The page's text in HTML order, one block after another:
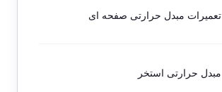
تعمیرات مبدل حرارتی صفحه ای
مبدل حرارتی استخر